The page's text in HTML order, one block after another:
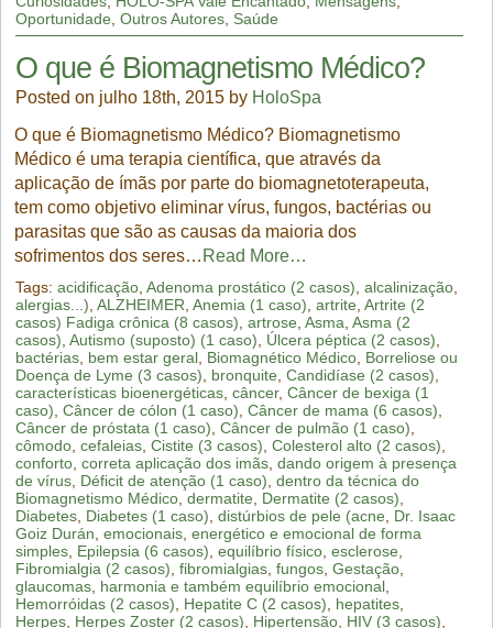
Oportunidade Outros Autores, Saúde
O que é Biomagnetismo Médico?
Posted on julho 18th, 2015 by HoloSpa
O que é Biomagnetismo Médico? Biomagnetismo
Médico é uma terapia científica, que através da
aplicação de ímãs por parte do biomagnetoterapeuta,
tem como objetivo eliminar vírus, fungos, bactérias ou
parasitas que são as causas da maioria dos
sofrimentos dos seres… Read More…
Tags: acidificação, Adenoma prostático (2 casos) alcalinização,
alergias...) ALZHEIMER Anemia (1 caso) artrite Artrite (2
casos) Fadiga crônica (8 casos) artrose Asma Asma (2
casos) Autismo (suposto) (1 caso) Úlcera péptica (2 casos)
bactérias, bem estar geral, Biomagnético Médico, Borreliose ou
Doença de Lyme (3 casos)
bronquite Candidíase (2 casos)
características bioenergéticas, câncer, Câncer de bexiga (1
caso) Câncer de cólon (1 caso) Câncer de mama (6 casos)
Câncer de próstata (1 caso) Câncer de pulmão (1 caso)
cômodo, cefaleias, Cistite (3 casos) Colesterol alto (2 casos)
conforto, correta aplicação dos imãs, dando origem à presença
de vírus, Déficit de atenção (1 caso) dentro da técnica do
Biomagnetismo Médico, dermatite Dermatite (2 casos)
Diabetes, Diabetes (1 caso) distúrbios de pele (acne
Dr. Isaac
Goiz Durán emocionais, energético e emocional de forma
simples, Epilepsia (6 casos) equilíbrio físico, esclerose
Fibromialgia (2 casos) fibromialgias, fungos, Gestação,
glaucomas, harmonia e também equilíbrio emocional,
Hemorróidas (2 casos)
Hepatite C (2 casos) hepatites,
Herpes, Herpes Zoster (2 casos) Hipertensão, HIV (3 casos)